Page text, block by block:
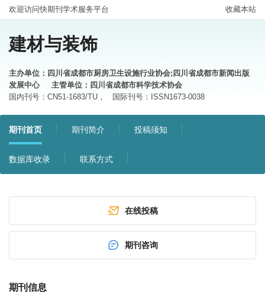
欢迎访问快期刊学术服务平台 收藏本站
建材与装饰
主办单位：四川省成都市厨房卫生设施行业协会;四川省成都市新闻出版
发展中心
主管单位：四川省成都市科学技术协会
国内刊号：CN51-1683/TU，
国际刊号：ISSN1673-0038
期刊首页 期刊简介 投稿须知
数据库收录 联系方式
在线投稿
期刊咨询
期刊信息